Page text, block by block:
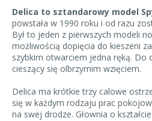
Delica to sztandarowy model
powstała w 1990 roku i od razu
Był to jeden z pierwszych modeli
możliwością dopięcia do kieszeni
szybkim otwarciem jedna ręką. Do
cieszący się olbrzymim wzięciem.
Delica ma krótkie trzy calowe
się w każdym rodzaju prac
na swej drodze. Głownia o